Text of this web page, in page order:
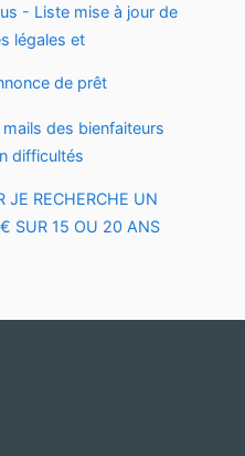
- Liste mise à jour de
légales et
à l'épidémie de
19 / sars-cov-2
de prêt
des bienfaiteurs
difficultés
JE RECHERCHE UN
SUR 15 OU 20 ANS